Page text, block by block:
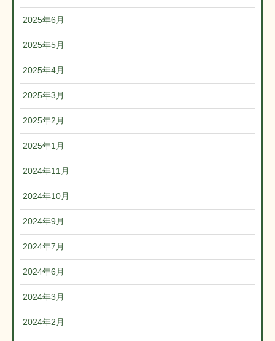
2025年6月
2025年5月
2025年4月
2025年3月
2025年2月
2025年1月
2024年11月
2024年10月
2024年9月
2024年7月
2024年6月
2024年3月
2024年2月